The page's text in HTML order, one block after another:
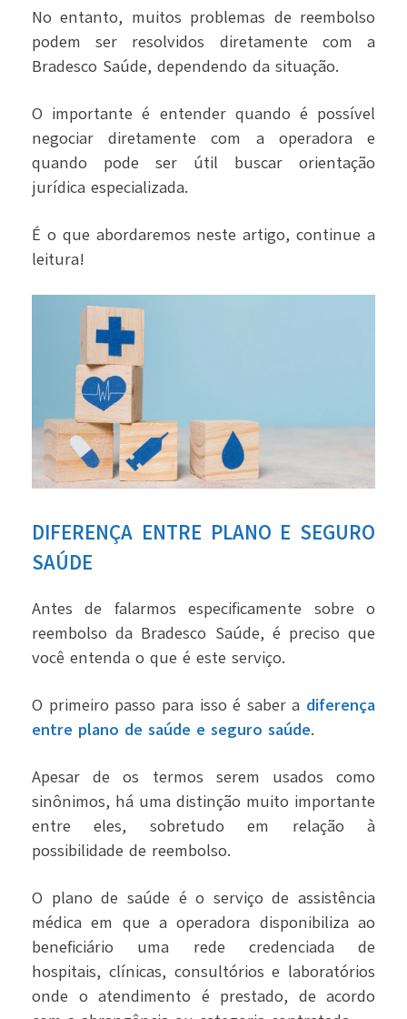
No entanto, muitos problemas de reembolso
podem ser resolvidos diretamente com a
Bradesco Saúde, dependendo da situação.
O importante é entender quando é possível
negociar diretamente com a operadora e
quando pode ser útil buscar orientação
jurídica especializada.
É o que abordaremos neste artigo, continue a
leitura!
DIFERENÇA ENTRE PLANO E SEGURO
SAÚDE
Antes de falarmos especificamente sobre o
reembolso da Bradesco Saúde, é preciso que
você entenda o que é este serviço.
O primeiro passo para isso é saber a diferença
entre plano de saúde e seguro saúde.
Apesar de os termos serem usados como
sinônimos, há uma distinção muito importante
entre eles, sobretudo em relação à
possibilidade de reembolso.
O plano de saúde é o serviço de assistência
médica em que a operadora disponibiliza ao
beneficiário uma rede credenciada de
hospitais, clínicas, consultórios e laboratórios
onde o atendimento é prestado, de acordo